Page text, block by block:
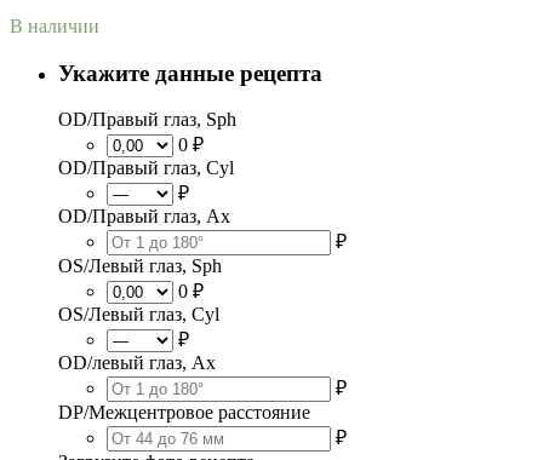
В наличии
Укажите данные рецепта
OD/Правый глаз, Sph
0 ₽
OD/Правый глаз, Cyl
₽
OD/Правый глаз, Ax
₽
OS/Левый глаз, Sph
0 ₽
OS/Левый глаз, Cyl
₽
OD/левый глаз, Ax
₽
DP/Межцентровое расстояние
₽